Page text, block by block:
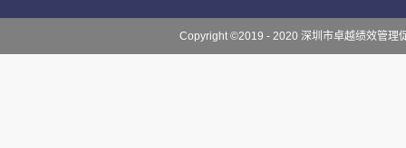
Copyright ©2019 - 2020 深圳市卓越绩效管理